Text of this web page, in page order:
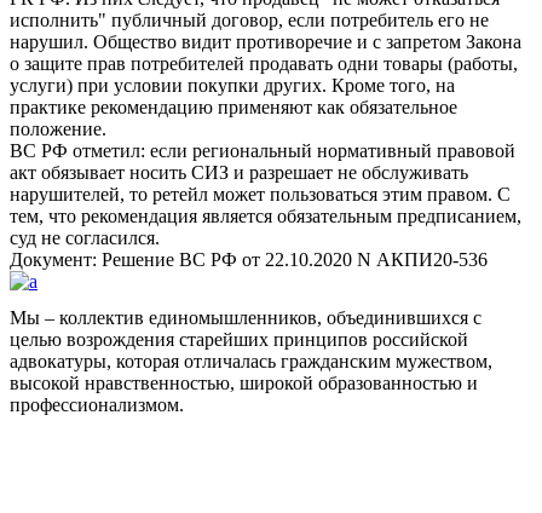
исполнить
публичный договор, если потребитель его не
нарушил. Общество видит противоречие и с запретом Закона
о защите прав потребителей продавать одни товары (работы,
услуги) при условии покупки других. Кроме того, на
практике рекомендацию применяют как обязательное
положение.
ВС РФ отметил: если региональный нормативный правовой
акт обязывает носить СИЗ и разрешает не обслуживать
нарушителей, то ретейл может пользоваться этим правом. С
тем, что рекомендация является обязательным предписанием,
суд не согласился.
Документ: Решение ВС РФ от 22.10.2020 N АКПИ20-536
Мы – коллектив единомышленников, объединившихся с
целью возрождения старейших принципов российской
адвокатуры, которая отличалась гражданским мужеством,
высокой нравственностью, широкой образованностью и
профессионализмом.